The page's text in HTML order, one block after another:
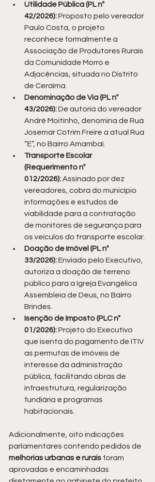
Utilidade Pública (PL nº
42/2026): Proposto pelo vereador
Paulo Costa, o projeto
reconhece formalmente a
Associação de Produtores Rurais
da Comunidade Morro e
Adjacências, situada no Distrito
de Ceraíma.
Denominação de Via (PL nº
43/2026): De autoria do vereador
André Moitinho, denomina de Rua
Josemar Cotrim Freire a atual Rua
“E”, no Bairro Amambaí.
Transporte Escolar
(Requerimento nº
012/2026): Assinado por dez
vereadores, cobra do município
informações e estudos de
viabilidade para a contratação
de monitores de segurança para
os veículos do transporte escolar.
Doação de Imóvel (PL nº
33/2026): Enviado pelo Executivo,
autoriza a doação de terreno
público para a Igreja Evangélica
Assembleia de Deus, no Bairro
Brindes.
Isenção de Imposto (PLC nº
01/2026): Projeto do Executivo
que isenta do pagamento de ITIV
as permutas de imóveis de
interesse da administração
pública, facilitando obras de
infraestrutura, regularização
fundiária e programas
habitacionais.
Adicionalmente, oito indicações
parlamentares contendo pedidos de
melhorias urbanas e rurais foram
aprovadas e encaminhadas